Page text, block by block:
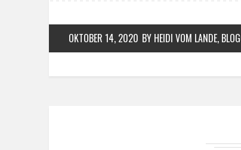
OKTOBER 14, 2020 BY HEIDI VOM LANDE,